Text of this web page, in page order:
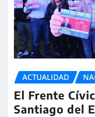
ACTUALIDAD
El Frente
Santiago del